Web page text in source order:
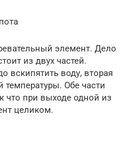
элемент. Дело
из двух частей.
вскипятить воду, вторая
Обе части
что при выходе одной из
целиком.